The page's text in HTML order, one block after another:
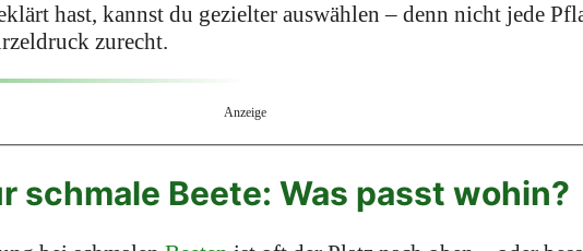
hast, kannst du gezielter auswählen – denn nicht jede
zurecht.
Anzeige
schmale Beete: Was passt wohin?